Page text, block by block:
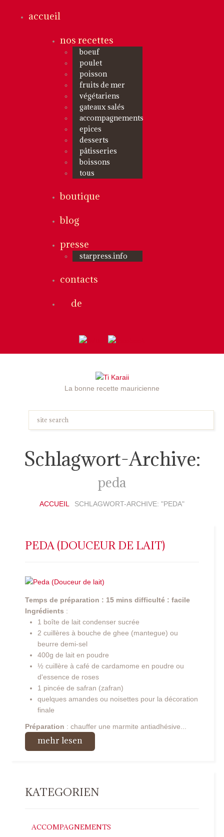
accueil
nos recettes
boeuf
poulet
poisson
fruits de mer
végétariens
gateaux salés
accompagnements
epices
desserts
pâtisseries
boissons
tous
boutique
blog
presse
starpress.info
contacts
de
La bonne recette mauricienne
Schlagwort-Archive:
peda
ACCUEIL SCHLAGWORT-ARCHIVE: "PEDA"
PEDA (DOUCEUR DE LAIT)
Temps de préparation : 15 mins difficulté : facile
Ingrédients :
1 boîte de lait condenser sucrée
2 cuillères à bouche de ghee (mantegue) ou
beurre demi-sel
400g de lait en poudre
½ cuillère à café de cardamome en poudre ou
d'essence de roses
1 pincée de safran (zafran)
quelques amandes ou noisettes pour la décoration
finale
Préparation : chauffer une marmite antiadhésive...
mehr lesen
KATEGORIEN
ACCOMPAGNEMENTS